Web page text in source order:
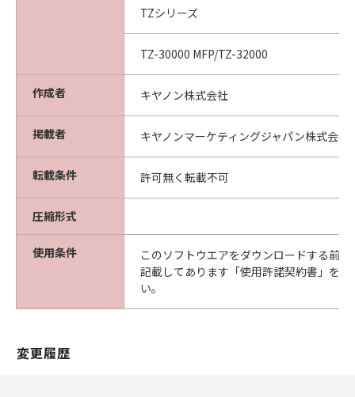
より必要な認可等を得ることなしに「本ソフト
ウエア」の全部または一部を、直接または間接
に輸出してはなりません。
契約期間
(1) 本契約は、お客様が「本ソフトウエア」を
インストールされた時点で発効し、下記(2)また
は(3)により終了されるまで有効に存続します。
(2) お客様は、「本ソフトウエア」及びその複
製物のすべてを廃棄及び消去することにより、
本契約を終了させることができます。
(3) キヤノンは、お客様が本契約のいずれかの条
項に違反した場合、直ちに本契約を終了させる
ことができます。
(4) お客様は、上記(3)による本契約の終了後直
ちに、「本ソフトウエア」及びその複製物のす
準拠法
TZシリーズ
TZ-30000 MFP/TZ-32000
作成者 キヤノン株式会社
掲載者 キヤノンマーケティングジャパン株式会社
転載条件 許可無く転載不可
圧縮形式
使用条件
このソフトウエアをダウンロードする前
記載してあります「使用許諾契約書」を
い。
変更履歴